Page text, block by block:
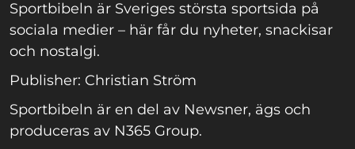
Sportbibeln är Sveriges största sportsida på
sociala medier – här får du nyheter, snackisar
och nostalgi.
Publisher: Christian Ström
Sportbibeln är en del av Newsner, ägs och
produceras av N365 Group.